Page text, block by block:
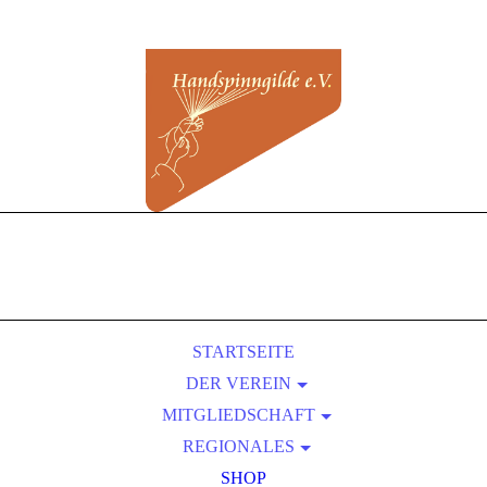
STARTSEITE
DER VEREIN
ÜBER UNS
SATZUNG
PRESSEBEREICH
MITGLIEDSCHAFT
BEITRITT
VORTEILE EINER MITGLIEDSCHAFT
REGIONALES
KURSLEITER-VERZEICHNIS
SHOP